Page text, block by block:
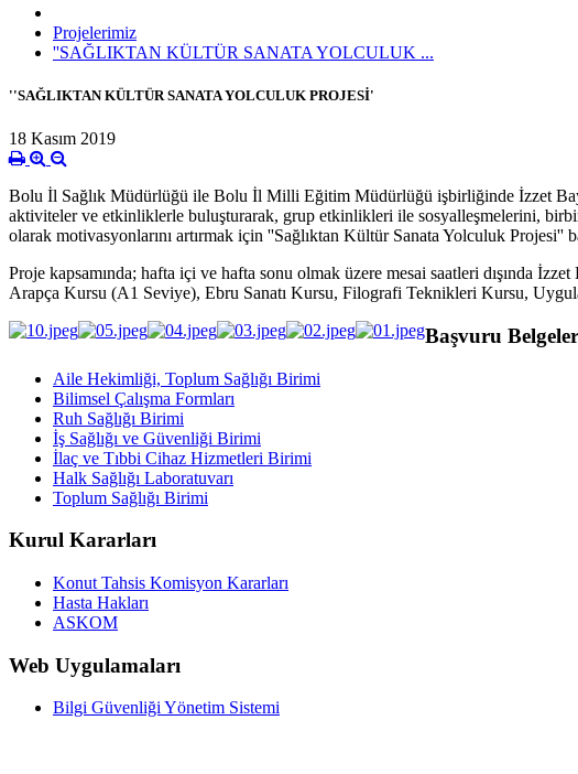
Projelerimiz
''SAĞLIKTAN KÜLTÜR SANATA YOLCULUK ...
''SAĞLIKTAN KÜLTÜR SANATA YOLCULUK PROJESİ'
18 Kasım 2019
Bolu İl Sağlık Müdürlüğü ile Bolu İl Milli Eğitim Müdürlüğü işbirliğinde İzzet
aktiviteler ve etkinliklerle buluşturarak, grup etkinlikleri ile sosyalleşmelerini,
olarak motivasyonlarını artırmak için ''Sağlıktan Kültür Sanata Yolculuk Projesi''
Proje kapsamında; hafta içi ve hafta sonu olmak üzere mesai saatleri dışında
Arapça Kursu (A1 Seviye), Ebru Sanatı Kursu, Filografi Teknikleri Kursu,
Başvuru
Aile Hekimliği, Toplum Sağlığı Birimi
Bilimsel Çalışma Formları
Ruh Sağlığı Birimi
İş Sağlığı ve Güvenliği Birimi
İlaç ve Tıbbi Cihaz Hizmetleri Birimi
Halk Sağlığı Laboratuvarı
Toplum Sağlığı Birimi
Kurul Kararları
Konut Tahsis Komisyon Kararları
Hasta Hakları
ASKOM
Web Uygulamaları
Bilgi Güvenliği Yönetim Sistemi